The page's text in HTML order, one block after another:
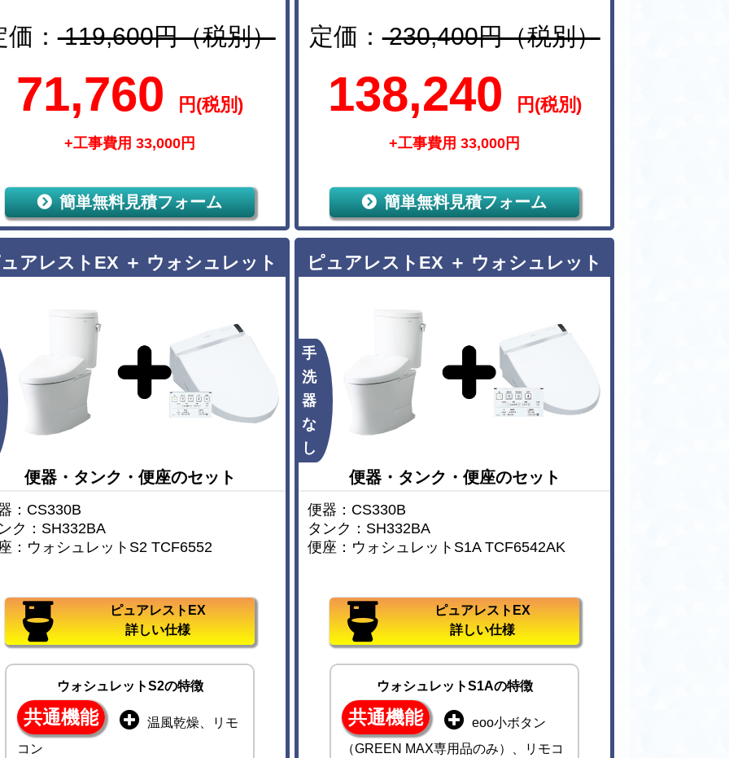
価：119,600円（税別）
71,760 円(税別)
+工事費用 33,000円
簡単無料見積フォーム
定価：230,400円（税別）
138,240 円(税別)
+工事費用 33,000円
簡単無料見積フォーム
アレストEX ＋ ウォシュレット
便器・タンク・便座のセット
：CS330B
ク：SH332BA
：ウォシュレットS2 TCF6552
ピュアレストEX
詳しい仕様
ウォシュレットS2の特徴
共通機能
温風乾燥、リモ
コン
手
洗
器
な
し
ピュアレストEX ＋ ウォシュレット
便器・タンク・便座のセット
便器：CS330B
タンク：SH332BA
便座：ウォシュレットS1A TCF6542AK
ピュアレストEX
詳しい仕様
ウォシュレットS1Aの特徴
共通機能
eoo小ボタン
（GREEN MAX専用品のみ）、リモコ